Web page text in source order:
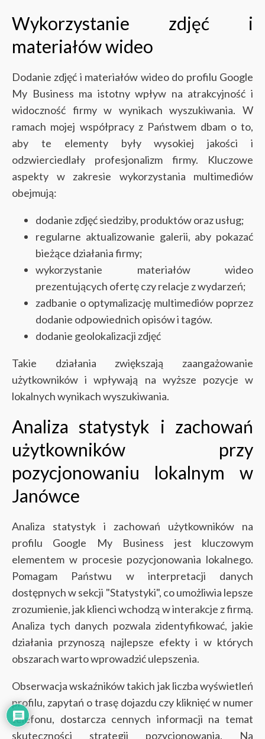
Wykorzystanie zdjęć i
materiałów wideo
Dodanie zdjęć i materiałów wideo do profilu Google
My Business ma istotny wpływ na atrakcyjność i
widoczność firmy w wynikach wyszukiwania. W
ramach mojej współpracy z Państwem dbam o to,
aby te elementy były wysokiej jakości i
odzwierciedlały profesjonalizm firmy. Kluczowe
aspekty w zakresie wykorzystania multimediów
obejmują:
dodanie zdjęć siedziby, produktów oraz usług;
regularne aktualizowanie galerii, aby pokazać
bieżące działania firmy;
wykorzystanie materiałów wideo
prezentujących ofertę czy relacje z wydarzeń;
zadbanie o optymalizację multimediów poprzez
dodanie odpowiednich opisów i tagów.
dodanie geolokalizacji zdjęć
Takie działania zwiększają zaangażowanie
użytkowników i wpływają na wyższe pozycje w
lokalnych wynikach wyszukiwania.
Analiza statystyk i zachowań
użytkowników przy
pozycjonowaniu lokalnym w
Janówce
Analiza statystyk i zachowań użytkowników na
profilu Google My Business jest kluczowym
elementem w procesie pozycjonowania lokalnego.
Pomagam Państwu w interpretacji danych
dostępnych w sekcji "Statystyki", co umożliwia lepsze
zrozumienie, jak klienci wchodzą w interakcje z firmą.
Analiza tych danych pozwala zidentyfikować, jakie
działania przynoszą najlepsze efekty i w których
obszarach warto wprowadzić ulepszenia.
Obserwacja wskaźników takich jak liczba wyświetleń
profilu, zapytań o trasę dojazdu czy kliknięć w numer
telefonu, dostarcza cennych informacji na temat
skuteczności strategii pozycjonowania. Na